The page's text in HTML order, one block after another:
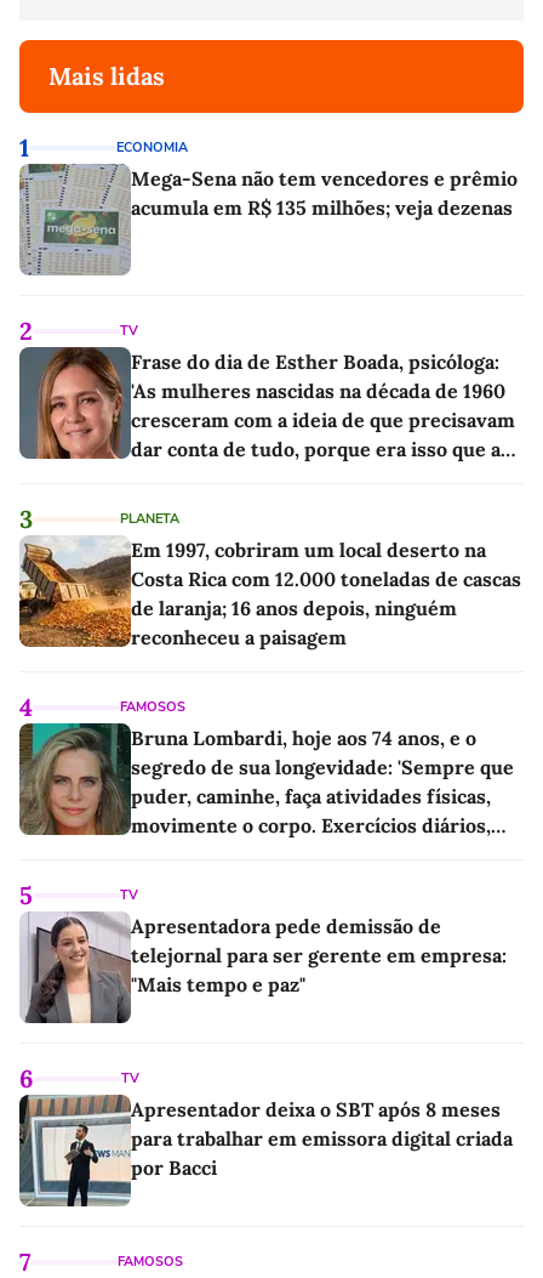
Mais lidas
1 ECONOMIA
Mega-Sena não tem vencedores e prêmio
acumula em R$ 135 milhões; veja dezenas
2 TV
Frase do dia de Esther Boada, psicóloga:
'As mulheres nascidas na década de 1960
cresceram com a ideia de que precisavam
dar conta de tudo, porque era isso que a
3 PLANETA
Em 1997, cobriram um local deserto na
Costa Rica com 12.000 toneladas de cascas
de laranja; 16 anos depois, ninguém
reconheceu a paisagem
4 FAMOSOS
Bruna Lombardi, hoje aos 74 anos, e o
segredo de sua longevidade: 'Sempre que
puder, caminhe, faça atividades físicas,
movimente o corpo. Exercícios diários,
5 TV
Apresentadora pede demissão de
telejornal para ser gerente em empresa:
"Mais tempo e paz"
6 TV
Apresentador deixa o SBT após 8 meses
para trabalhar em emissora digital criada
por Bacci
7 FAMOSOS